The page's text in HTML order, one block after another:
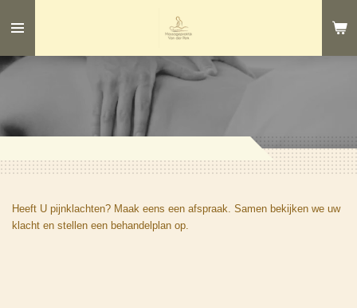
direct
de
Heeft U pijnklachten? Maak eens een afspraak. Samen bekijken we uw
klacht en stellen een behandelplan op.